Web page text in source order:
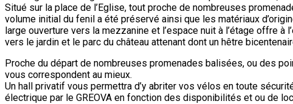
Situé sur la place de l’Eglise, tout proche de nombreuses
volume initial du fenil a été préservé ainsi que les matériaux
large ouverture vers la mezzanine et l’espace nuit à l’étage offre
vers le jardin et le parc du château attenant dont un hêtre
Proche du départ de nombreuses promenades balisées, ou des
vous correspondent au mieux.
Un hall privatif vous permettra d’y abriter vos vélos en toute
électrique par le GREOVA en fonction des disponibilités et ou de